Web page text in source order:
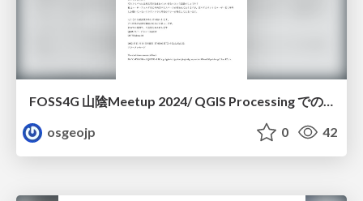
FOSS4G 山陰Meetup 2024/ QGIS Processing でのGRASSのエラーの調査
osgeojp
0 42